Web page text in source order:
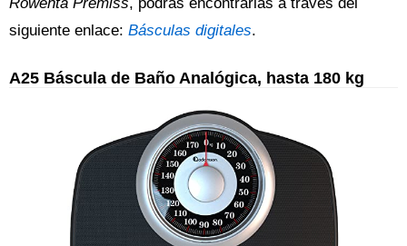
siguiente enlace: Básculas digitales.
A25 Báscula de Baño Analógica, hasta 180 kg